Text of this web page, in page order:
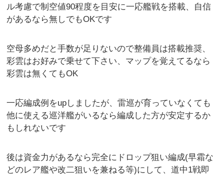
ル考慮で制空値90程度を目安に一応艦戦を搭載、自信
があるなら無しでもOKです
空母多めだと手数が足りないので整備員は搭載推奨、
彩雲はお好みで乗せて下さい、マップを覚えてるなら
彩雲は無くてもOK
一応編成例をupしましたが、雷巡が育っていなくても
他に使える巡洋艦がいるなら編成した方が安定するか
もしれないです
後は資金力があるなら完全にドロップ狙い編成(早霜な
どのレア艦や改二狙いを兼ねる等)にして、道中1戦即